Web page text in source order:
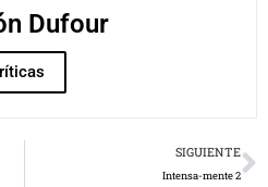
Dufour
SIGUIENTE
Intensa-mente 2